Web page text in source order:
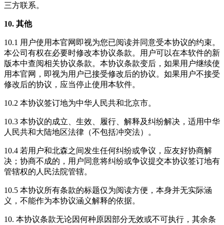
三方联系。
10. 其他
10.1 用户使用本官网即视为您已阅读并同意受本协议的约束。
本公司有权在必要时修改本协议条款。用户可以在本软件的新
版本中查阅相关协议条款。本协议条款变后，如果用户继续使
用本官网，即视为用户已接受修改后的协议。如果用户不接受
修改后的协议，应当停止使用本软件。
10.2 本协议签订地为中华人民共和北京市。
10.3 本协议的成立、生效、履行、解释及纠纷解决，适用中华
人民共和大陆地区法律（不包括冲突法）。
10.4 若用户和北森之间发生任何纠纷或争议，应友好协商解
决；协商不成的，用户同意将纠纷或争议提交本协议签订地有
管辖权的人民法院管辖。
10.5 本协议所有条款的标题仅为阅读方便，本身并无实际涵
义，不能作为本协议涵义解释的依据。
10. 本协议条款无论因何种原因部分无效或不可执行，其余条